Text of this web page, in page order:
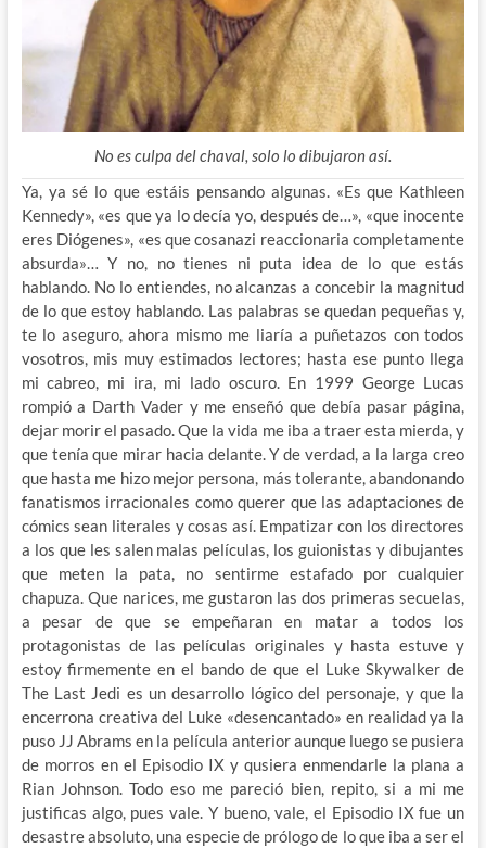
No es culpa del chaval, solo lo dibujaron así.
Ya, ya sé lo que estáis pensando algunas. «Es que Kathleen
Kennedy», «es que ya lo decía yo, después de…», «que inocente
eres Diógenes», «es que cosanazi reaccionaria completamente
absurda»… Y no, no tienes ni puta idea de lo que estás
hablando. No lo entiendes, no alcanzas a concebir la magnitud
de lo que estoy hablando. Las palabras se quedan pequeñas y,
te lo aseguro, ahora mismo me liaría a puñetazos con todos
vosotros, mis muy estimados lectores; hasta ese punto llega
mi cabreo, mi ira, mi lado oscuro. En 1999 George Lucas
rompió a Darth Vader y me enseñó que debía pasar página,
dejar morir el pasado. Que la vida me iba a traer esta mierda, y
que tenía que mirar hacia delante. Y de verdad, a la larga creo
que hasta me hizo mejor persona, más tolerante, abandonando
fanatismos irracionales como querer que las adaptaciones de
cómics sean literales y cosas así. Empatizar con los directores
a los que les salen malas películas, los guionistas y dibujantes
que meten la pata, no sentirme estafado por cualquier
chapuza. Que narices, me gustaron las dos primeras secuelas,
a pesar de que se empeñaran en matar a todos los
protagonistas de las películas originales y hasta estuve y
estoy firmemente en el bando de que el Luke Skywalker de
The Last Jedi es un desarrollo lógico del personaje, y que la
encerrona creativa del Luke «desencantado» en realidad ya la
puso JJ Abrams en la película anterior aunque luego se pusiera
de morros en el Episodio IX y qusiera enmendarle la plana a
Rian Johnson. Todo eso me pareció bien, repito, si a mi me
justificas algo, pues vale. Y bueno, vale, el Episodio IX fue un
desastre absoluto, una especie de prólogo de lo que iba a ser el